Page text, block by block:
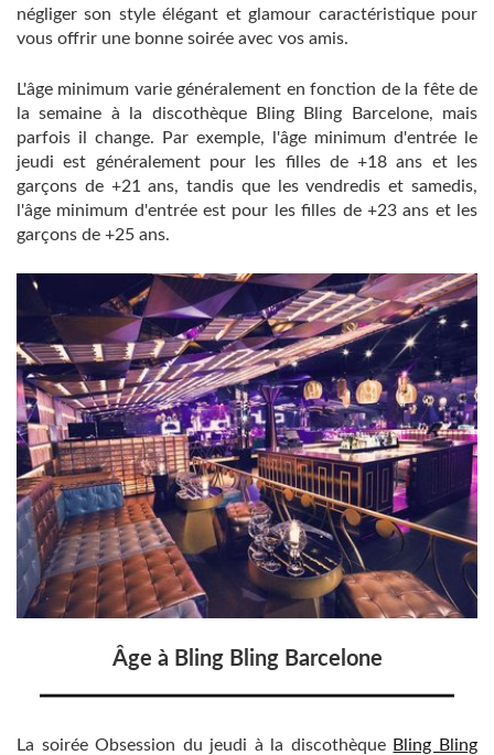
négliger son style élégant et glamour caractéristique pour
vous offrir une bonne soirée avec vos amis.
L'âge minimum varie généralement en fonction de la fête de
la semaine à la discothèque Bling Bling Barcelone, ​​mais
parfois il change. Par exemple, l'âge minimum d'entrée le
jeudi est généralement pour les filles de +18 ans et les
garçons de +21 ans, tandis que les vendredis et samedis,
l'âge minimum d'entrée est pour les filles de +23 ans et les
garçons de +25 ans.
Âge à Bling Bling Barcelone
La soirée Obsession du jeudi à la discothèque Bling Bling